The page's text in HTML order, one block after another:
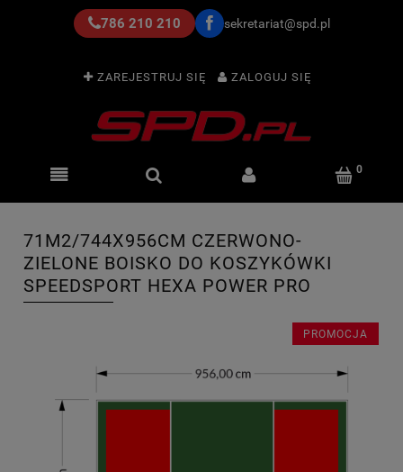
786 210 210 sekretariat@spd.pl
ZAREJESTRUJ SIĘ ZALOGUJ SIĘ
71M2/744X956CM CZERWONO-
ZIELONE BOISKO DO KOSZYKÓWKI
SPEEDSPORT HEXA POWER PRO
PROMOCJA